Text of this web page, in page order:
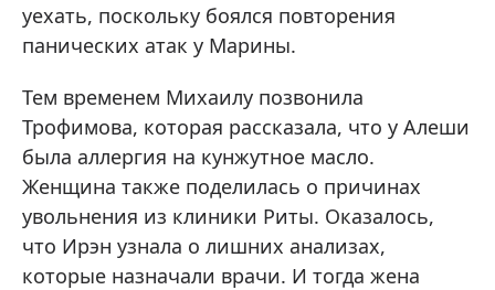
уехать, поскольку боялся повторения
панических атак у Марины.
Тем временем Михаилу позвонила
Трофимова, которая рассказала, что у Алеши
была аллергия на кунжутное масло.
Женщина также поделилась о причинах
увольнения из клиники Риты. Оказалось,
что Ирэн узнала о лишних анализах,
которые назначали врачи. И тогда жена